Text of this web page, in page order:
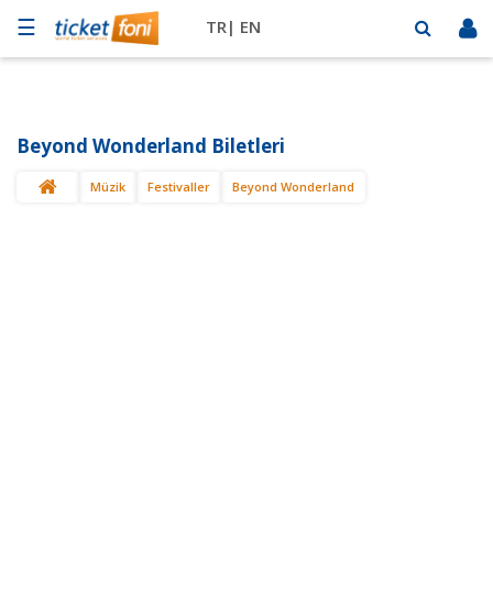
☰ TR| EN
Müzik
Beyond Wonderland Biletleri
Müzik Festivaller Beyond Wonderland